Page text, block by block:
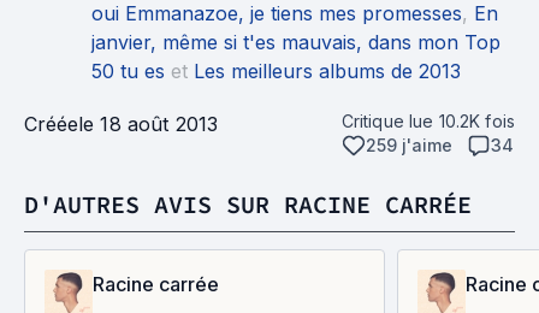
oui Emmanazoe, je tiens mes promesses, En
janvier, même si t'es mauvais, dans mon Top
50 tu es et Les meilleurs albums de 2013
Crééele 18 août 2013 Critique lue 10.2K fois
259 j'aime
34
D'AUTRES AVIS SUR RACINE CARRÉE
Racine carrée Racine